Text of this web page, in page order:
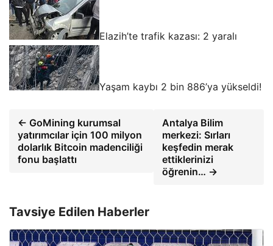
Elazih’te trafik kazası: 2 yaralı
Yaşam kaybı 2 bin 886’ya yükseldi!
← GoMining kurumsal
yatırımcılar için 100 milyon
dolarlık Bitcoin madenciliği
fonu başlattı
Antalya Bilim
merkezi: Sırları
keşfedin merak
ettiklerinizi
öğrenin… →
Tavsiye Edilen Haberler